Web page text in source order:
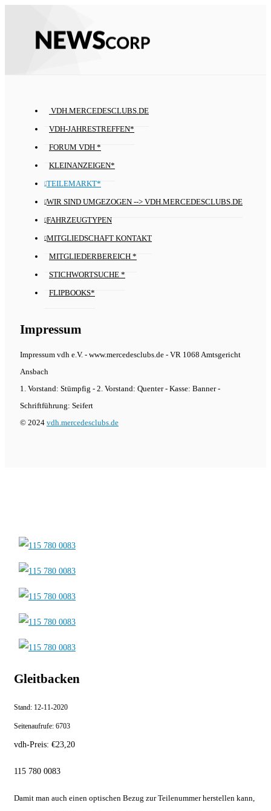
VDH.MERCEDESCLUBS.DE
VDH-JAHRESTREFFEN*
FORUM VDH *
KLEINANZEIGEN*
TEILEMARKT*
WIR SIND UMGEZOGEN --> VDH.MERCEDESCLUBS.DE
FAHRZEUGTYPEN
MITGLIEDSCHAFT KONTAKT
MITGLIEDERBEREICH *
STICHWORTSUCHE *
FLIPBOOKS*
Impressum
Impressum vdh e.V. - www.mercedesclubs.de - VR 1068 Amtsgericht
Ansbach
1. Vorstand: Stümpfig - 2. Vorstand: Quenter - Kasse: Banner -
Schriftführung: Seifert
© 2024 vdh.mercedesclubs.de
Gleitbacken
Stand: 12-11-2020
Seitenaufrufe: 6703
vdh-Preis: €23,20
115 780 0083
Damit man auch einen optischen Bezug zur Teilenummer herstellen kann,